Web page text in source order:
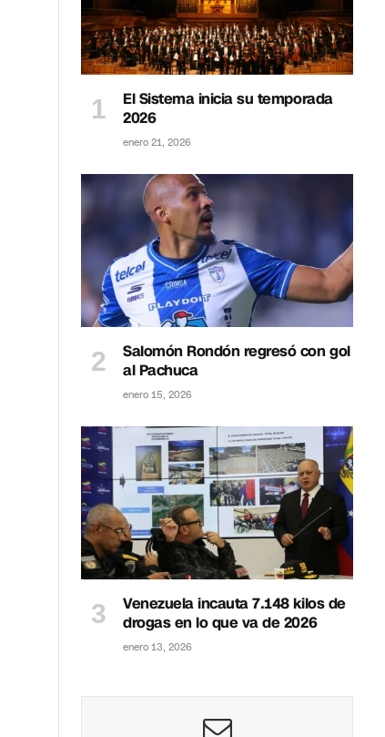
El Sistema inicia su temporada
2026
enero 21, 2026
Salomón Rondón regresó con gol
al Pachuca
enero 15, 2026
Venezuela incauta 7.148 kilos de
drogas en lo que va de 2026
enero 13, 2026